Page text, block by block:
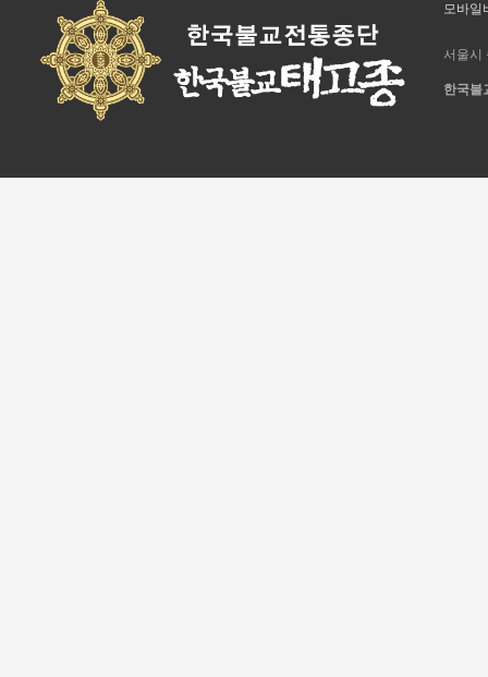
모바일
서울시
한국불